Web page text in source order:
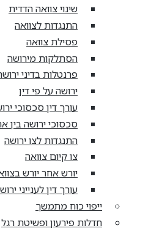
שינוי צוואה הדדית
התנגדות לצוואה
פסילת צוואה
הסתלקות מירושה
פרנטלות בדיני ירושה
ירושה על פי דין
עורך דין סכסוכי
סכסוכי ירושה בין
התנגדות לצו ירושה
צו קיום צוואה
יורש אחר יורש
עורך דין לענייני
ייפוי כוח מתמשך
חדלות פירעון ופשיטת רגל